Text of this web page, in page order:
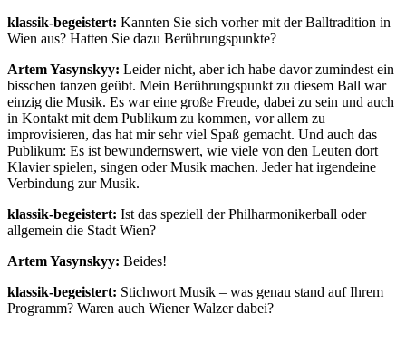
klassik-begeistert: Kannten Sie sich vorher mit der Balltradition in
Wien aus? Hatten Sie dazu Berührungspunkte?
Artem Yasynskyy: Leider nicht, aber ich habe davor zumindest ein
bisschen tanzen geübt. Mein Berührungspunkt zu diesem Ball war
einzig die Musik. Es war eine große Freude, dabei zu sein und auch
in Kontakt mit dem Publikum zu kommen, vor allem zu
improvisieren, das hat mir sehr viel Spaß gemacht. Und auch das
Publikum: Es ist bewundernswert, wie viele von den Leuten dort
Klavier spielen, singen oder Musik machen. Jeder hat irgendeine
Verbindung zur Musik.
klassik-begeistert: Ist das speziell der Philharmonikerball oder
allgemein die Stadt Wien?
Artem Yasynskyy: Beides!
klassik-begeistert: Stichwort Musik – was genau stand auf Ihrem
Programm? Waren auch Wiener Walzer dabei?